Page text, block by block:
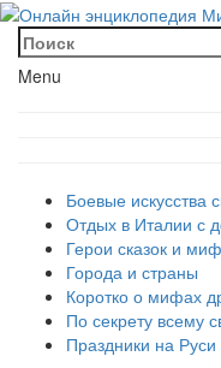
Menu
Боевые искусства
Отдых в Италии с
Герои сказок и
Города и страны
Коротко о мифах
По секрету всему
Праздники на Руси